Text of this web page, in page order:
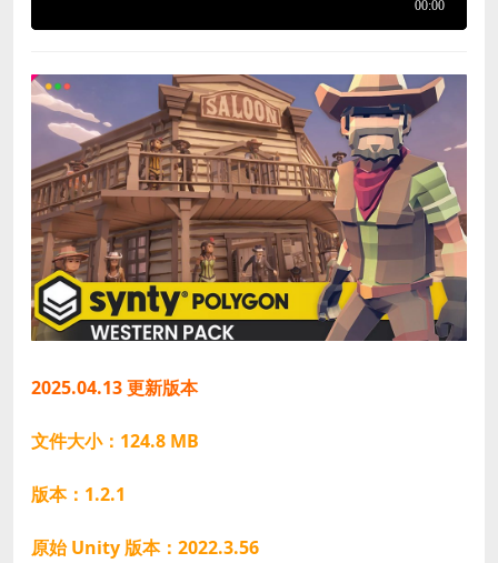
2025.04.13 更新版本
文件大小：124.8 MB
版本：1.2.1
原始 Unity 版本：2022.3.56